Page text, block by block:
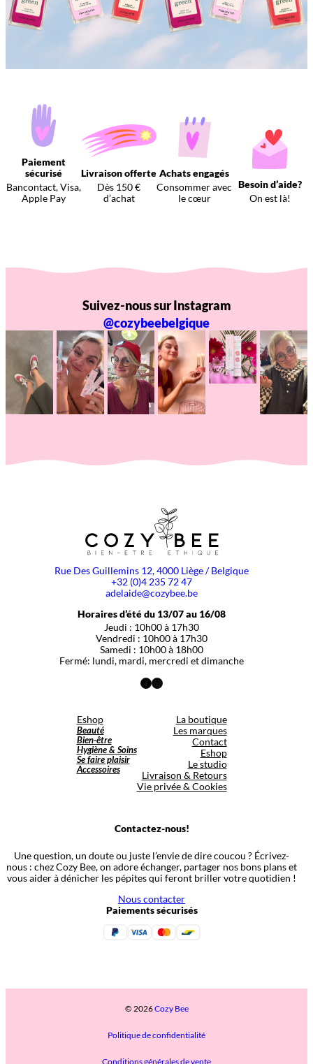
Paiement
sécurisé
Bancontact, Visa,
Apple Pay
Livraison offerte
Dès 150 €
d’achat
Achats engagés
Consommer avec
le cœur
Besoin d’aide?
On est là!
Suivez-nous sur Instagram
@cozybeebelgique
Rue Des Guillemins 12, 4000 Liège / Belgique
+32 (0)4 235 72 47
adelaide@cozybee.be
Horaires d’été du 13/07 au 16/08
Jeudi : 10h00 à 17h30
Vendredi : 10h00 à 17h30
Samedi : 10h00 à 18h00
Fermé: lundi, mardi, mercredi et dimanche
Facebook
Instagram
Eshop
Beauté
Bien-être
Hygiène & Soins
Se faire plaisir
Accessoires
La boutique
Les marques
Contact
Eshop
Le studio
Livraison & Retours
Vie privée & Cookies
Contactez-nous!
Une question, un doute ou juste l’envie de dire coucou ? Écrivez-
nous : chez Cozy Bee, on adore échanger, partager nos bons plans et
vous aider à dénicher les pépites qui feront briller votre quotidien !
Nous contacter
Paiements sécurisés
© 2026Cozy Bee
Politique de confidentialité
Conditions générales de vente